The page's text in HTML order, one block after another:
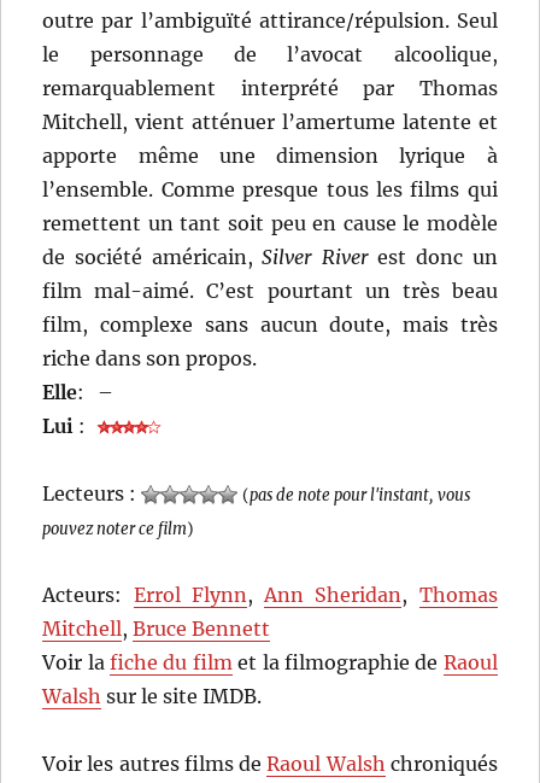
outre par l’ambiguïté attirance/répulsion. Seul
le personnage de l’avocat alcoolique,
remarquablement interprété par Thomas
Mitchell, vient atténuer l’amertume latente et
apporte même une dimension lyrique à
l’ensemble. Comme presque tous les films qui
remettent un tant soit peu en cause le modèle
de société américain,Silver Riverest donc un
film mal-aimé. C’est pourtant un très beau
film, complexe sans aucun doute, mais très
riche dans son propos.
Elle:
–
Lui :
Lecteurs : (pas de note pour l'instant, vous
pouvez noter ce film)
Acteurs: Errol Flynn , Ann Sheridan , Thomas
Mitchell,Bruce Bennett
Voir lafiche du film et la filmographie de Raoul
Walsh sur le site IMDB.
Voir les autres films deRaoul Walsh chroniqués